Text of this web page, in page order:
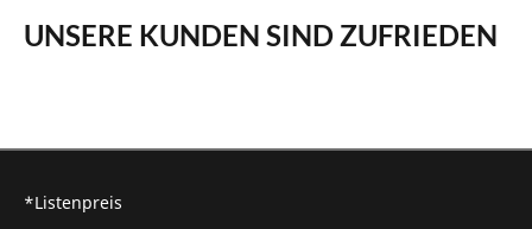
UNSERE KUNDEN SIND ZUFRIEDEN
*Listenpreis